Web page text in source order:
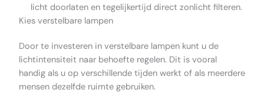
licht doorlaten en tegelijkertijd direct zonlicht filteren.
Kies verstelbare lampen
Door te investeren in verstelbare lampen kunt u de
lichtintensiteit naar behoefte regelen. Dit is vooral
handig als u op verschillende tijden werkt of als meerdere
mensen dezelfde ruimte gebruiken.